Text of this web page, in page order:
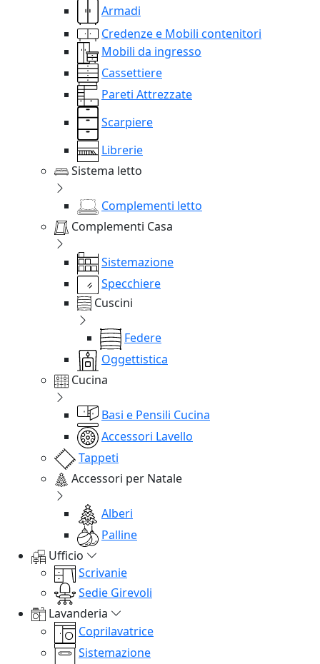
Armadi
Credenze e Mobili contenitori
Mobili da ingresso
Cassettiere
Pareti Attrezzate
Scarpiere
Librerie
Sistema letto
Complementi letto
Complementi Casa
Sistemazione
Specchiere
Cuscini
Federe
Oggettistica
Cucina
Basi e Pensili Cucina
Accessori Lavello
Tappeti
Accessori per Natale
Alberi
Palline
Ufficio
Scrivanie
Sedie Girevoli
Lavanderia
Coprilavatrice
Sistemazione